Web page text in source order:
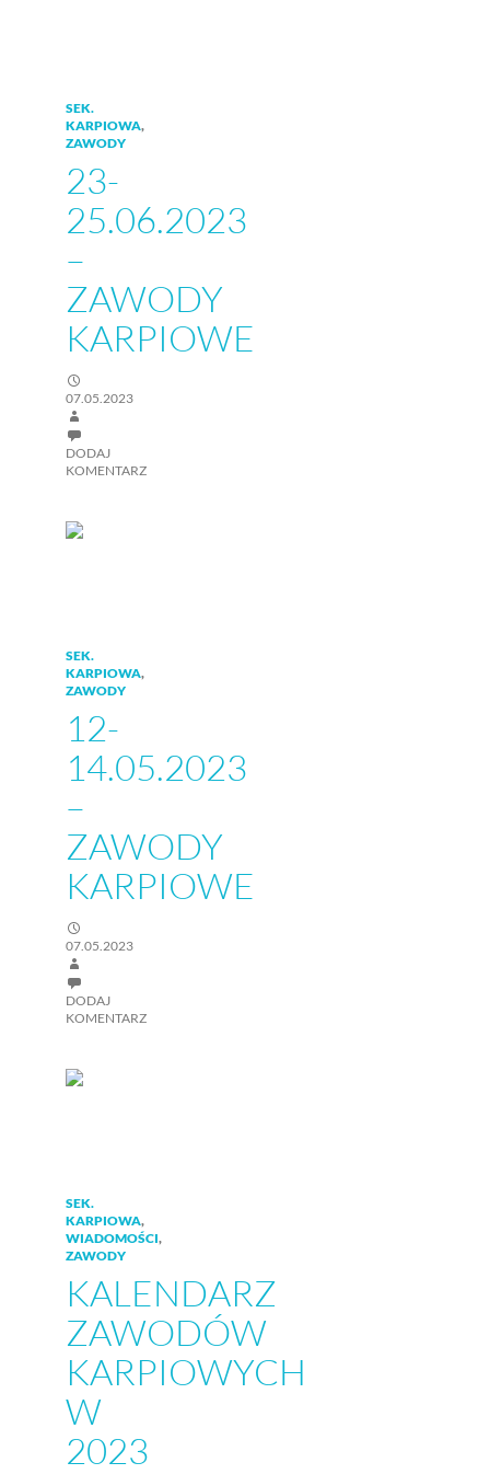
SEK.
KARPIOWA,
ZAWODY
23-
25.06.2023
–
ZAWODY
KARPIOWE
07.05.2023
DODAJ
KOMENTARZ
SEK.
KARPIOWA,
ZAWODY
12-
14.05.2023
–
ZAWODY
KARPIOWE
07.05.2023
DODAJ
KOMENTARZ
SEK.
KARPIOWA,
WIADOMOŚCI,
ZAWODY
KALENDARZ
ZAWODÓW
KARPIOWYCH
W
2023